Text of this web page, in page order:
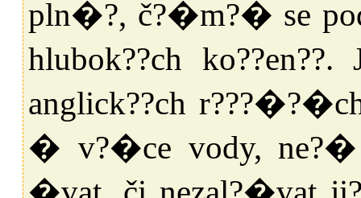
pln�?, č?�m?� se
hlubok??ch
anglick??ch
� v?�ce vody, ne?�